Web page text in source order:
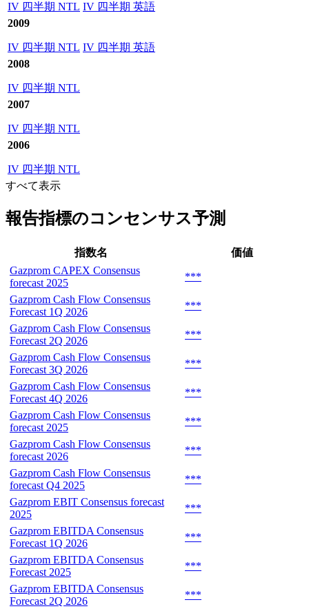
IV 四半期 NTL IV 四半期 英語
2009
IV 四半期 NTL IV 四半期 英語
2008
IV 四半期 NTL
2007
IV 四半期 NTL
2006
IV 四半期 NTL
すべて表示
報告指標のコンセンサス予測
指数名
価値
Gazprom CAPEX Consensus
forecast 2025
***
Gazprom Cash Flow Consensus
Forecast 1Q 2026
***
Gazprom Cash Flow Consensus
Forecast 2Q 2026
***
Gazprom Cash Flow Consensus
Forecast 3Q 2026
***
Gazprom Cash Flow Consensus
Forecast 4Q 2026
***
Gazprom Cash Flow Consensus
forecast 2025
***
Gazprom Cash Flow Consensus
forecast 2026
***
Gazprom Cash Flow Consensus
forecast Q4 2025
***
Gazprom EBIT Consensus forecast
2025
***
Gazprom EBITDA Consensus
Forecast 1Q 2026
***
Gazprom EBITDA Consensus
Forecast 2025
***
Gazprom EBITDA Consensus
Forecast 2Q 2026
***